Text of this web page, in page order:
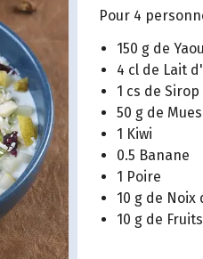
Pour 4
150 g de
4 cl de Lait
1 cs de
50 g de
1 Kiwi
0.5 Banane
1 Poire
10 g de Noix
10 g de